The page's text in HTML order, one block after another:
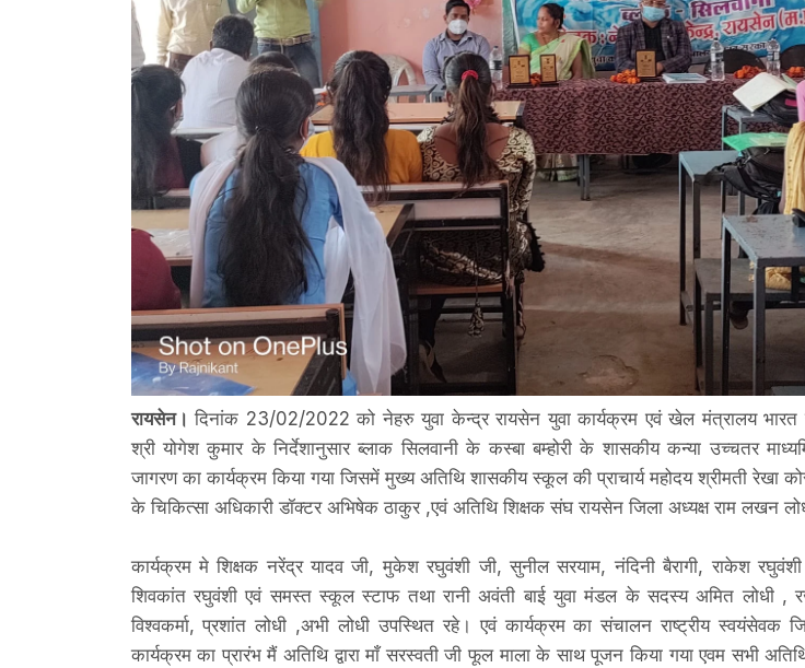
रायसेन। दिनांक 23/02/2022 को नेहरु युवा केन्द्र रायसेन युवा कार्यक्रम एवं खेल मंत्रालय भारत
श्री योगेश कुमार के निर्देशानुसार ब्लाक सिलवानी के कस्बा बम्होरी के शासकीय कन्या उच्चतर
जागरण का कार्यक्रम किया गया जिसमें मुख्य अतिथि शासकीय स्कूल की प्राचार्य महोदय श्रीमती रेखा
के चिकित्सा अधिकारी डॉक्टर अभिषेक ठाकुर ,एवं अतिथि शिक्षक संघ रायसेन जिला अध्यक्ष राम लखन
कार्यक्रम मे शिक्षक नरेंद्र यादव जी, मुकेश रघुवंशी जी, सुनील सरयाम, नंदिनी बैरागी, राकेश
शिवकांत रघुवंशी एवं समस्त स्कूल स्टाफ तथा रानी अवंती बाई युवा मंडल के सदस्य अमित लोधी ,
विश्वकर्मा, प्रशांत लोधी ,अभी लोधी उपस्थित रहे। एवं कार्यक्रम का संचालन राष्ट्रीय स्वयंसेवक
कार्यक्रम का प्रारंभ मैं अतिथि द्वारा माँ सरस्वती जी फूल माला के साथ पूजन किया गया एवम सभी